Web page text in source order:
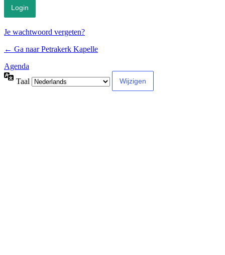
Je wachtwoord vergeten?
← Ga naar Petrakerk Kapelle
Agenda
Taal